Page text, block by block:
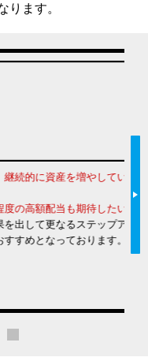
ります。
産を増やしていきた
当も期待したい。
なるステップアップを
っております。